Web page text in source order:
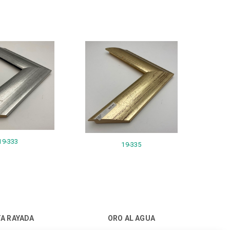
333
RAYADA
19-335
ORO AL AGUA